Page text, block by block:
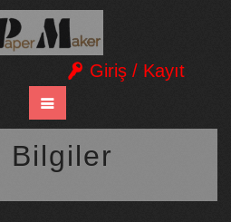
Giriş / Kayıt
Bilgiler